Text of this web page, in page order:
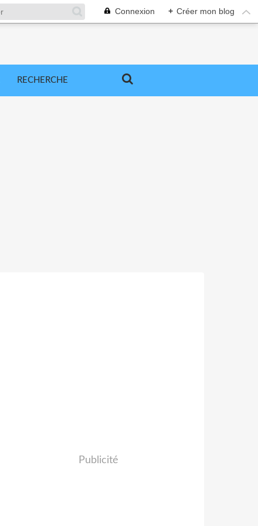
Connexion + Créer mon blog
RECHERCHE
Publicité